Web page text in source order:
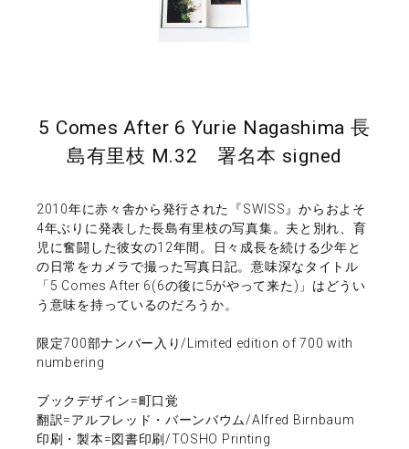
5 Comes After 6 Yurie Nagashima 長
島有里枝 M.32 署名本 signed
2010年に赤々舎から発行された『SWISS』からおよそ
4年ぶりに発表した長島有里枝の写真集。夫と別れ、育
児に奮闘した彼女の12年間。日々成長を続ける少年と
の日常をカメラで撮った写真日記。意味深なタイトル
「5 Comes After 6(6の後に5がやって来た)」はどうい
う意味を持っているのだろうか。
限定700部ナンバー入り/Limited edition of 700 with
numbering
ブックデザイン=町口覚
翻訳=アルフレッド・バーンバウム/Alfred Birnbaum
印刷・製本=図書印刷/TOSHO Printing